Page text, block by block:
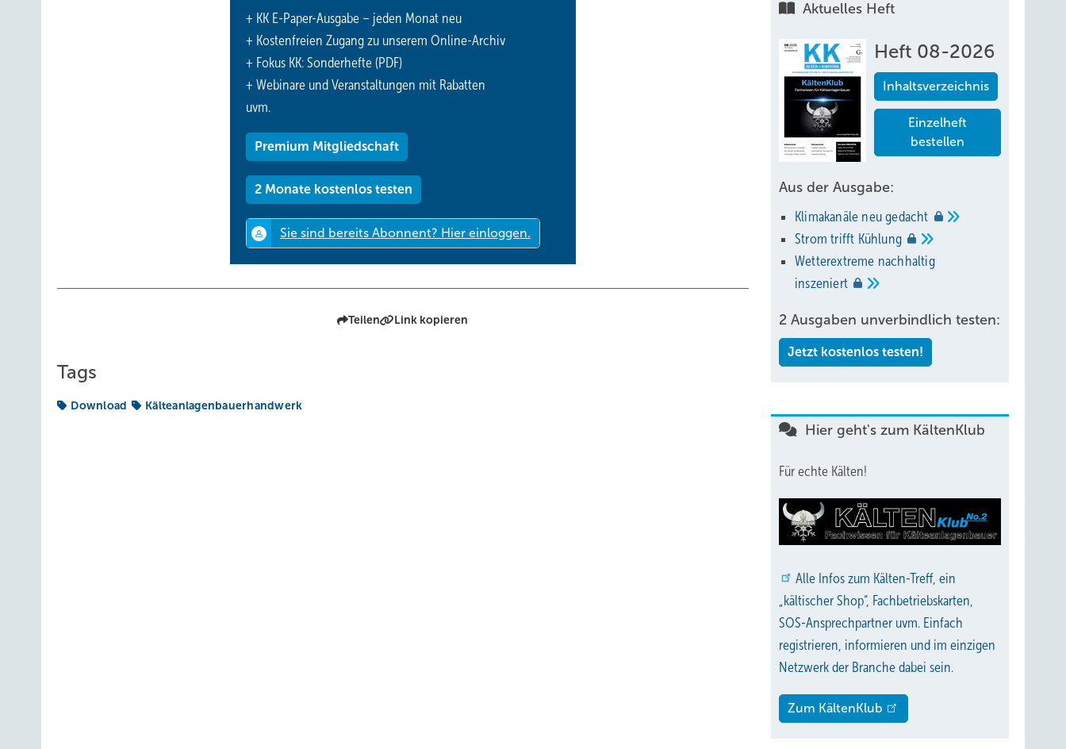
+ KK E-Paper-Ausgabe – jeden Monat neu
+ Kostenfreien Zugang zu unserem Online-Archiv
+ Fokus KK: Sonderhefte (PDF)
+ Webinare und Veranstaltungen mit Rabatten
uvm.
Premium Mitgliedschaft
2 Monate kostenlos testen
Teilen Link kopieren
Tags
Download Kälteanlagenbauerhandwerk
Aktuelles Heft
Heft 08-2026
Inhaltsverzeichnis
Einzelheft
bestellen
Aus der Ausgabe:
Klimakanäle neugedacht
Strom trifft Kühlung
Wetterextreme nachhaltig
inszeniert
2 Ausgaben unverbindlich testen:
Jetzt kostenlos testen!
Hier geht's zum KältenKlub
Für echte Kälten!
Alle Infos zum Kälten-Treff, ein
„kältischer Shop“, Fachbetriebskarten,
SOS-Ansprechpartner uvm. Einfach
registrieren, informieren und im einzigen
Netzwerk der Branche dabei sein.
Zum KältenKlub